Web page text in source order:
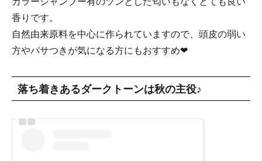
香りです。
自然由来原料を中心に作られていますので、頭皮の弱い
方やパサつきが気になる方にもおすすめ❤
落ち着きあるダークトーンは秋の主役♪